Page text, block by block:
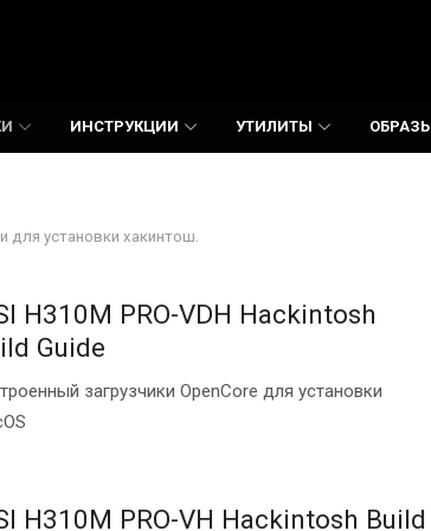
ИНСТРУКЦИИ УТИЛИТЫ ОБРАЗЫ
для установки хакинтош.
H310M PRO-VDH Hackintosh
Guide
загрузчики OpenCore для установки
H310M PRO-VH Hackintosh Build